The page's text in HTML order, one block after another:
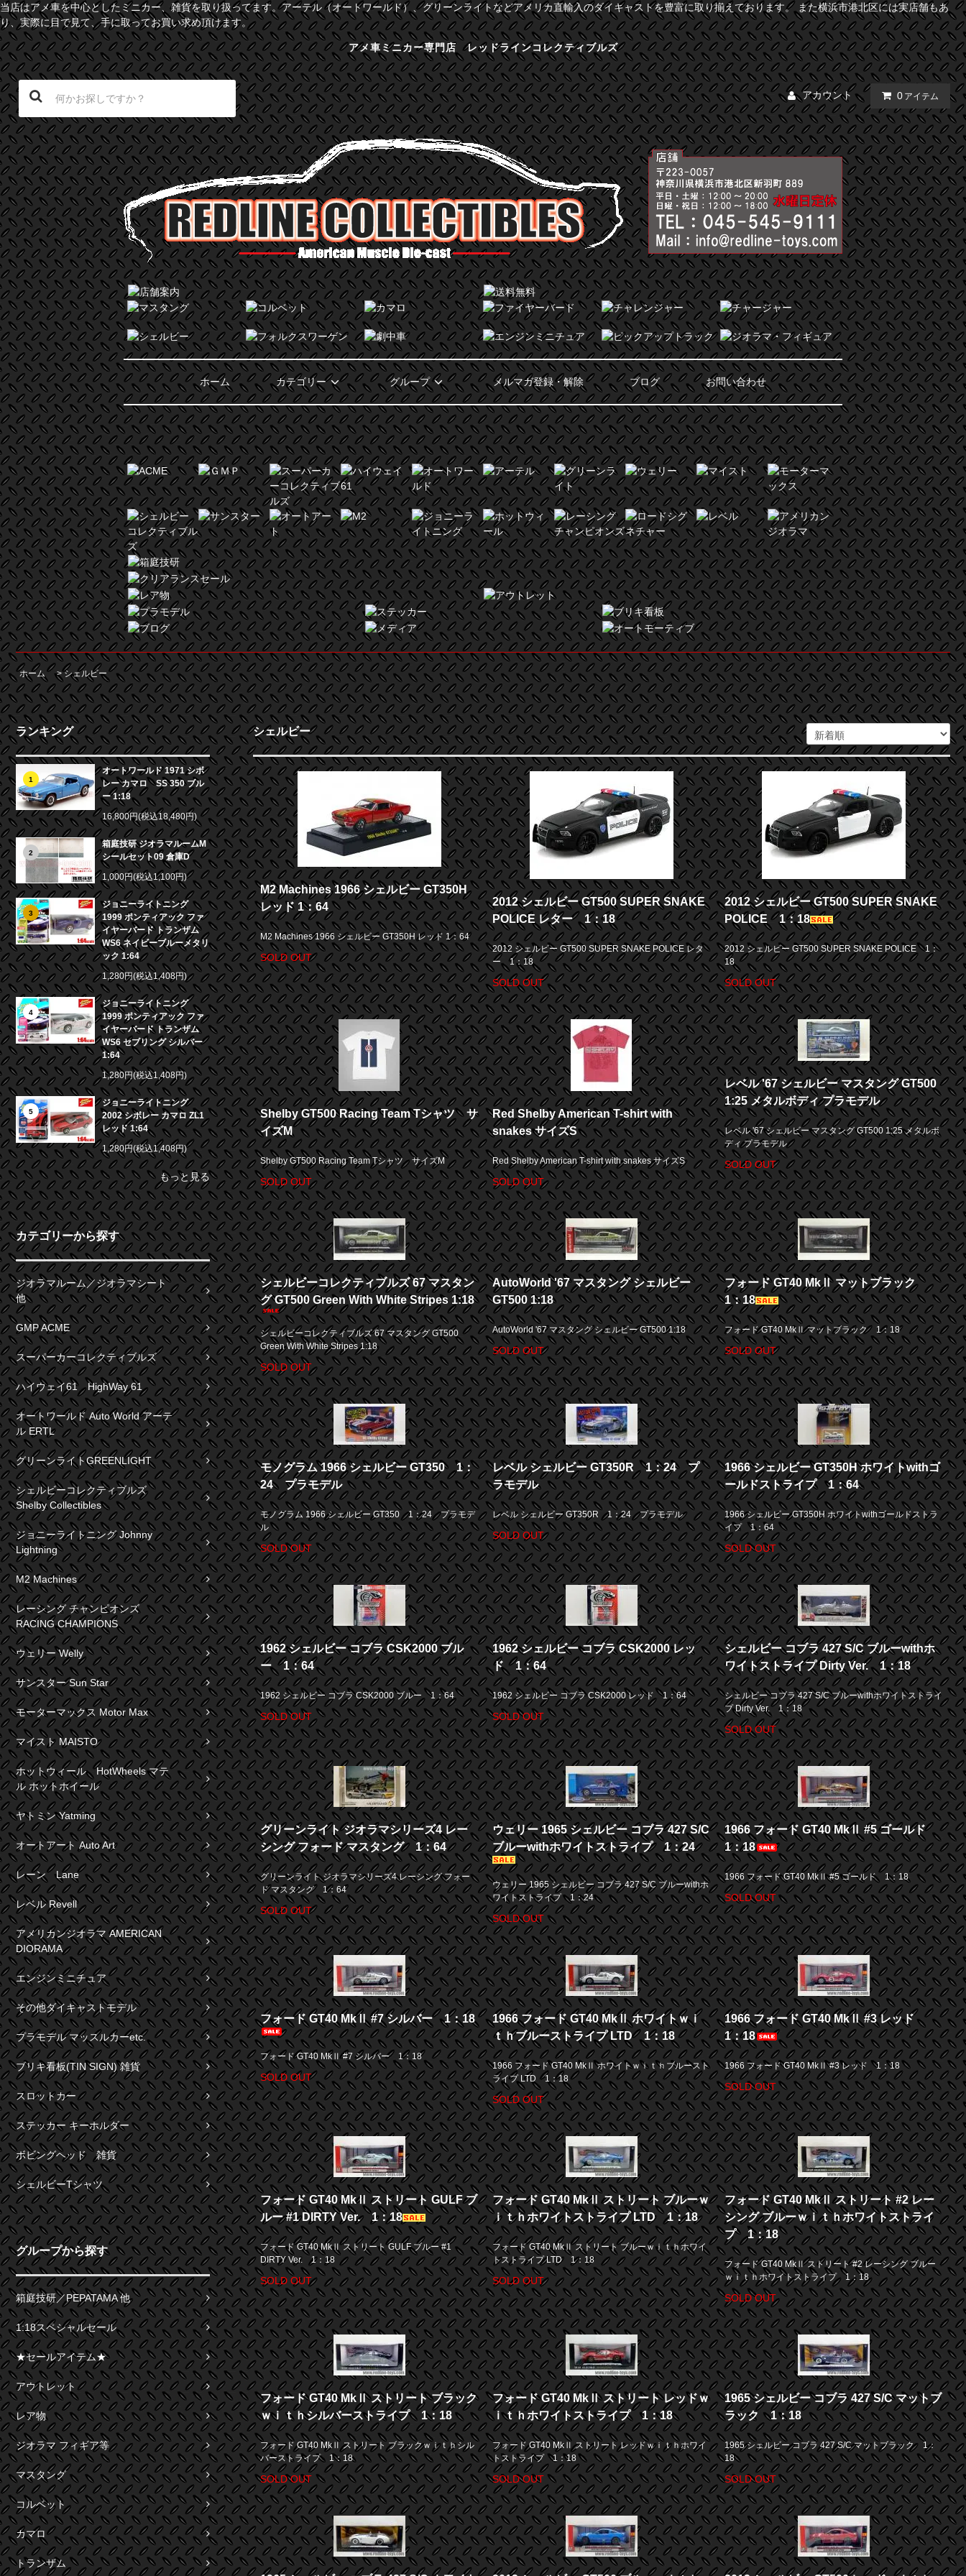
当店はアメ車を中心としたミニカー、雑貨を取り扱ってます。アーテル（オートワールド）、グリーンライトなどアメリカ直輸入のダイキャストを豊富に取り揃えております。 また横浜市港北区には実店舗もあ
り、実際に目で見て、手に取ってお買い求め頂けます。
アメ車ミニカー専門店 レッドラインコレクティブルズ
アカウント 0 アイテム
ホーム カテゴリー グループ メルマガ登録・解除 ブログ お問い合わせ
ホーム >シェルビー
ランキング
1
オートワールド 1971 シボ
レー カマロ SS 350 ブル
ー 1:18
16,800円(税込18,480円)
2
箱庭技研 ジオラマルームM
シールセット09 倉庫D
1,000円(税込1,100円)
3
ジョニーライトニング
1999 ポンティアック ファ
イヤーバード トランザム
WS6 ネイビーブルーメタリ
ック 1:64
1,280円(税込1,408円)
4
ジョニーライトニング
1999 ポンティアック ファ
イヤーバード トランザム
WS6 セブリング シルバー
1:64
1,280円(税込1,408円)
5
ジョニーライトニング
2002 シボレー カマロ ZL1
レッド 1:64
1,280円(税込1,408円)
もっと見る
カテゴリーから探す
ジオラマルーム／ジオラマシート
他
GMP ACME
スーパーカーコレクティブルズ
ハイウェイ61 HighWay 61
オートワールド Auto World アーテ
ル ERTL
グリーンライトGREENLIGHT
シェルビーコレクティブルズ
Shelby Collectibles
ジョニーライトニング Johnny
Lightning
M2 Machines
レーシング チャンピオンズ
RACING CHAMPIONS
ウェリー Welly
サンスター Sun Star
モーターマックス Motor Max
マイスト MAISTO
ホットウィール HotWheels マテ
ル ホットホイール
ヤトミン Yatming
オートアート Auto Art
レーン Lane
レベル Revell
アメリカンジオラマ AMERICAN
DIORAMA
エンジンミニチュア
その他ダイキャストモデル
プラモデル マッスルカーetc.
ブリキ看板(TIN SIGN) 雑貨
スロットカー
ステッカー キーホルダー
ボビングヘッド 雑貨
シェルビーTシャツ
グループから探す
箱庭技研／PEPATAMA 他
1:18スペシャルセール
★セールアイテム★
アウトレット
レア物
ジオラマ フィギア等
マスタング
コルベット
カマロ
トランザム
シェルビー
M2 Machines 1966 シェルビー GT350H
レッド 1：64
M2 Machines 1966 シェルビー GT350H レッド 1：64
SOLD OUT
2012 シェルビー GT500 SUPER SNAKE
POLICE レター 1：18
2012 シェルビー GT500 SUPER SNAKE POLICE レタ
ー 1：18
SOLD OUT
2012 シェルビー GT500 SUPER SNAKE
POLICE 1：18
2012 シェルビー GT500 SUPER SNAKE POLICE 1：
18
SOLD OUT
Shelby GT500 Racing Team Tシャツ サ
イズM
Shelby GT500 Racing Team Tシャツ サイズM
SOLD OUT
Red Shelby American T-shirt with
snakes サイズS
Red Shelby American T-shirt with snakes サイズS
SOLD OUT
レベル '67 シェルビー マスタング GT500
1:25 メタルボディ プラモデル
レベル '67 シェルビー マスタング GT500 1:25 メタルボ
ディ プラモデル
SOLD OUT
シェルビーコレクティブルズ 67 マスタン
グ GT500 Green With White Stripes 1:18
シェルビーコレクティブルズ 67 マスタング GT500
Green With White Stripes 1:18
SOLD OUT
AutoWorld '67 マスタング シェルビー
GT500 1:18
AutoWorld '67 マスタング シェルビー GT500 1:18
SOLD OUT
フォード GT40 MkⅡ マットブラック
1：18
フォード GT40 MkⅡ マットブラック 1：18
SOLD OUT
モノグラム 1966 シェルビー GT350 1：
24 プラモデル
モノグラム 1966 シェルビー GT350 1：24 プラモデ
ル
SOLD OUT
レベル シェルビー GT350R 1：24 プ
ラモデル
レベル シェルビー GT350R 1：24 プラモデル
SOLD OUT
1966 シェルビー GT350H ホワイトwithゴ
ールドストライプ 1：64
1966 シェルビー GT350H ホワイトwithゴールドストラ
イプ 1：64
SOLD OUT
1962 シェルビー コブラ CSK2000 ブル
ー 1：64
1962 シェルビー コブラ CSK2000 ブルー 1：64
SOLD OUT
1962 シェルビー コブラ CSK2000 レッ
ド 1：64
1962 シェルビー コブラ CSK2000 レッド 1：64
SOLD OUT
シェルビー コブラ 427 S/C ブルーwithホ
ワイトストライプ Dirty Ver. 1：18
シェルビー コブラ 427 S/C ブルーwithホワイトストライ
プ Dirty Ver. 1：18
SOLD OUT
グリーンライト ジオラマシリーズ4 レー
シング フォード マスタング 1：64
グリーンライト ジオラマシリーズ4 レーシング フォー
ド マスタング 1：64
SOLD OUT
ウェリー 1965 シェルビー コブラ 427 S/C
ブルーwithホワイトストライプ 1：24
ウェリー 1965 シェルビー コブラ 427 S/C ブルーwithホ
ワイトストライプ 1：24
SOLD OUT
1966 フォード GT40 MkⅡ #5 ゴールド
1：18
1966 フォード GT40 MkⅡ #5 ゴールド 1：18
SOLD OUT
フォード GT40 MkⅡ #7 シルバー 1：18
フォード GT40 MkⅡ #7 シルバー 1：18
SOLD OUT
1966 フォード GT40 MkⅡ ホワイトｗｉ
ｔｈブルーストライプ LTD 1：18
1966 フォード GT40 MkⅡ ホワイトｗｉｔｈブルースト
ライプ LTD 1：18
SOLD OUT
1966 フォード GT40 MkⅡ #3 レッド
1：18
1966 フォード GT40 MkⅡ #3 レッド 1：18
SOLD OUT
フォード GT40 MkⅡ ストリート GULF ブ
ルー #1 DIRTY Ver. 1：18
フォード GT40 MkⅡ ストリート GULF ブルー #1
DIRTY Ver. 1：18
SOLD OUT
フォード GT40 MkⅡ ストリート ブルーｗ
ｉｔｈホワイトストライプ LTD 1：18
フォード GT40 MkⅡ ストリート ブルーｗｉｔｈホワイ
トストライプ LTD 1：18
SOLD OUT
フォード GT40 MkⅡ ストリート #2 レー
シング ブルーｗｉｔｈホワイトストライ
プ 1：18
フォード GT40 MkⅡ ストリート #2 レーシング ブルー
ｗｉｔｈホワイトストライプ 1：18
SOLD OUT
フォード GT40 MkⅡ ストリート ブラック
ｗｉｔｈシルバーストライプ 1：18
フォード GT40 MkⅡ ストリート ブラックｗｉｔｈシル
バーストライプ 1：18
SOLD OUT
フォード GT40 MkⅡ ストリート レッドｗ
ｉｔｈホワイトストライプ 1：18
フォード GT40 MkⅡ ストリート レッドｗｉｔｈホワイ
トストライプ 1：18
SOLD OUT
1965 シェルビー コブラ 427 S/C マットブ
ラック 1：18
1965 シェルビー コブラ 427 S/C マットブラック 1：
18
SOLD OUT